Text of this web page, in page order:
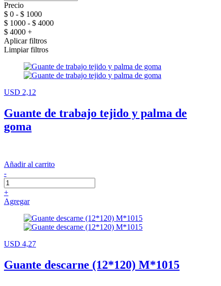
Precio
$ 0 - $ 1000
$ 1000 - $ 4000
$ 4000 +
Aplicar filtros
Limpiar filtros
USD 2,12
Guante de trabajo tejido y palma de
goma
Añadir al carrito
-
+
Agregar
USD 4,27
Guante descarne (12*120) M*1015